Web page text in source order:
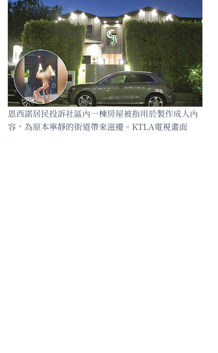
恩西諾居民投訴社區內一棟房屋被指用於製作成人內
容，為原本寧靜的街道帶來滋擾。KTLA電視畫面